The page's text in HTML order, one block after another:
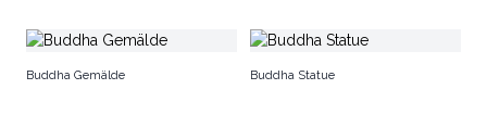
Buddha Gemälde Buddha Statue